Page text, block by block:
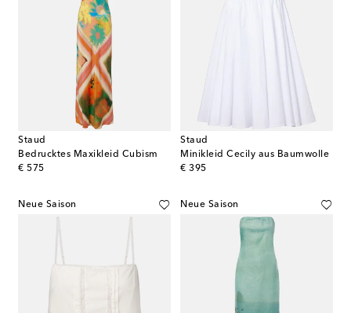
Staud
Bedrucktes Maxikleid Cubism
€ 575
original price
Staud
Minikleid Cecily aus Baumwolle
€ 395
original price
Neue Saison Neue Saison